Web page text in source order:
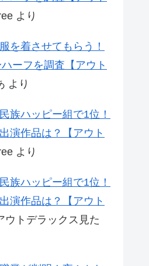
より
を着させてもらう！
ーフを調査【アウト
より
族ハッピー組で1位！
演作品は？【アウト
より
族ハッピー組で1位！
演作品は？【アウト
ウトデラックス見た